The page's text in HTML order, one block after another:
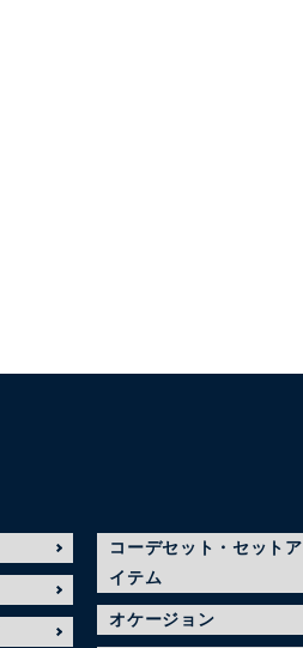
コーデセット・セットア
イテム
オケージョン